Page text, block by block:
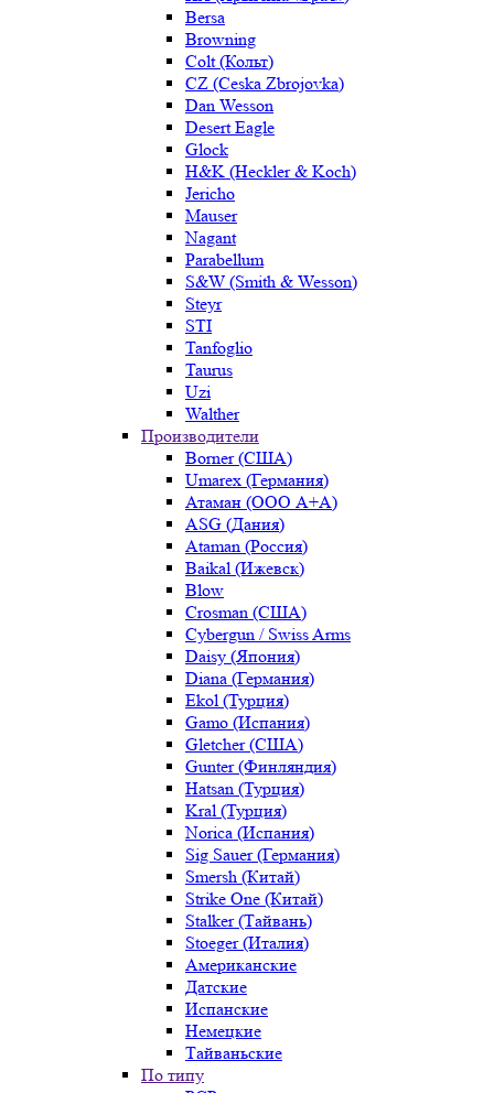
Bersa
Browning
Colt (Кольт)
CZ (Ceska Zbrojovka)
Dan Wesson
Desert Eagle
Glock
H&K (Heckler & Koch)
Jericho
Mauser
Nagant
Parabellum
S&W (Smith & Wesson)
Steyr
STI
Tanfoglio
Taurus
Uzi
Walther
Производители
Borner (США)
Umarex (Германия)
Атаман (ООО А+А)
ASG (Дания)
Ataman (Россия)
Baikal (Ижевск)
Blow
Crosman (США)
Cybergun / Swiss Arms
Daisy (Япония)
Diana (Германия)
Ekol (Турция)
Gamo (Испания)
Gletcher (США)
Gunter (Финляндия)
Hatsan (Турция)
Kral (Турция)
Norica (Испания)
Sig Sauer (Германия)
Smersh (Китай)
Strike One (Китай)
Stalker (Тайвань)
Stoeger (Италия)
Американские
Датские
Испанские
Немецкие
Тайваньские
По типу